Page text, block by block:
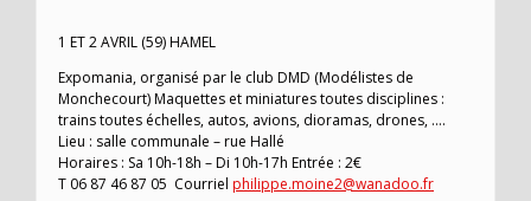
1 ET 2 AVRIL (59) HAMEL
Expomania, organisé par le club DMD (Modélistes de
Monchecourt) Maquettes et miniatures toutes disciplines :
trains toutes échelles, autos, avions, dioramas, drones, ….
Lieu : salle communale – rue Hallé
Horaires : Sa 10h-18h – Di 10h-17h Entrée : 2€
T 06 87 46 87 05 Courriel philippe.moine2@wanadoo.fr